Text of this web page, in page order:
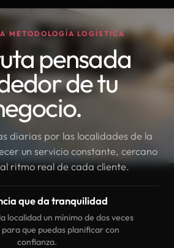
METODOLOGÍA LOGÍSTICA
pensada
de tu
diarias por las localidades de la
un servicio constante, cercano
ritmo real de cada cliente.
que da tranquilidad
localidad un mínimo de dos veces
que puedas planificar con
confianza.